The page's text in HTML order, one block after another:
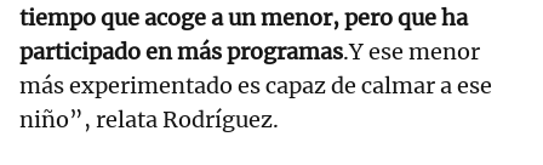
tiempo que acoge a un menor, pero que ha
participado en más programas.Y ese menor
más experimentado es capaz de calmar a ese
niño”, relata Rodríguez.